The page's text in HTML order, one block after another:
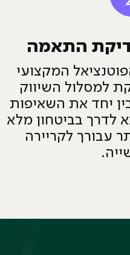
התאמה
המקצועי
למסלול השיווק
יחד את השאיפות
לדרך בביטחון מלא
עבורך לקריירה